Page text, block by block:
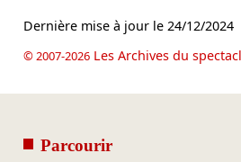
Dernière mise à jour le 24/12/2024
© 2007-2026Les Archives du
Parcourir